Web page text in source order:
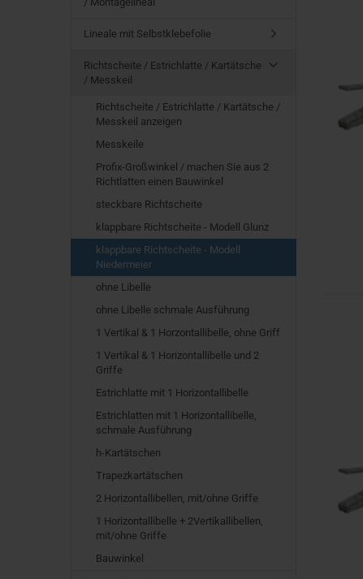
Lineale mit Selbstklebefolie
Richtscheite / Estrichlatte / Kartätsche
/ Messkeil
Richtscheite / Estrichlatte / Kartätsche /
Messkeil anzeigen
Messkeile
Profix-Großwinkel / machen Sie aus 2
Richtlatten einen Bauwinkel
steckbare Richtscheite
klappbare Richtscheite - Modell Glunz
klappbare Richtscheite - Modell
Niedermeier
ohne Libelle
ohne Libelle schmale Ausführung
1 Vertikal & 1 Horzontallibelle, ohne Griff
1 Vertikal & 1 Horizontallibelle und 2
Griffe
Estrichlatte mit 1 Horizontallibelle
Estrichlatten mit 1 Horizontallibelle,
schmale Ausführung
h-Kartätschen
Trapezkartätschen
2 Horizontallibellen, mit/ohne Griffe
1 Horizontallibelle + 2Vertikallibellen,
mit/ohne Griffe
Bauwinkel